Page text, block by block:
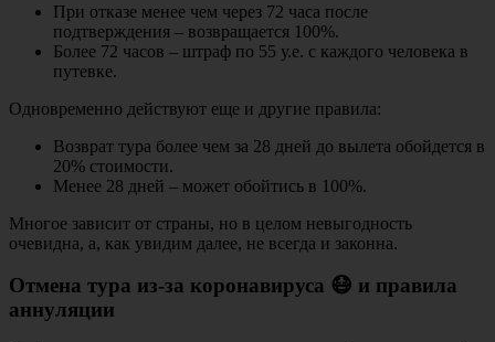
При отказе менее чем через 72 часа после
подтверждения – возвращается 100%.
Более 72 часов – штраф по 55 у.е. с каждого человека в
путевке.
Одновременно действуют еще и другие правила:
Возврат тура более чем за 28 дней до вылета обойдется в
20% стоимости.
Менее 28 дней – может обойтись в 100%.
Многое зависит от страны, но в целом невыгодность
очевидна, а, как увидим далее, не всегда и законна.
Отмена тура из-за коронавируса 😷 и правила
аннуляции